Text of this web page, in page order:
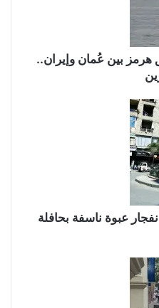
بين عُمان وإيران..
عبوة ناسفة بحافلة